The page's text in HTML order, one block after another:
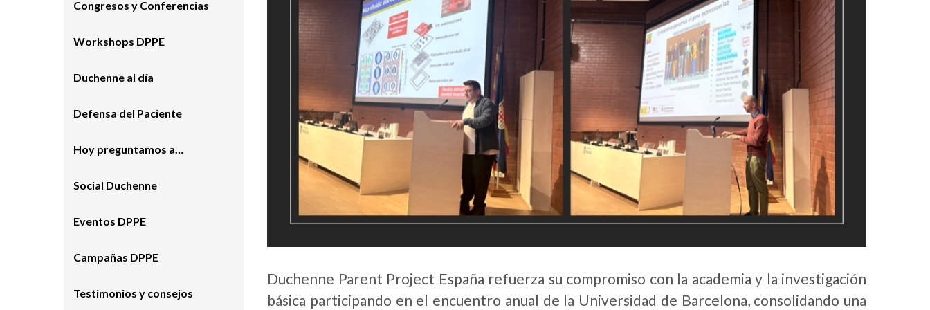
Duchenne Parent Project España refuerza su compromiso con la academia y la investigación
básica participando en el encuentro anual de la Universidad de Barcelona, consolidando una
Congresos y Conferencias
Workshops DPPE
Duchenne al día
Defensa del Paciente
Hoy preguntamos a…
Social Duchenne
Eventos DPPE
Campañas DPPE
Testimonios y consejos